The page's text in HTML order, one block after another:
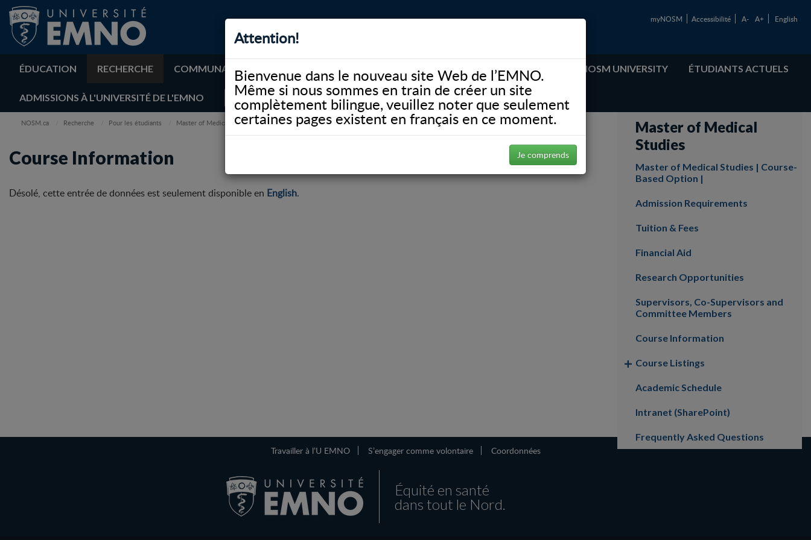
Attention!
Bienvenue dans le nouveau site Web de l’EMNO.
Même si nous sommes en train de créer un site
complètement bilingue, veuillez noter que seulement
certaines pages existent en français en ce moment.
Je comprends
myNOSM Accessibilité A- A+ English
ÉDUCATION RECHERCHE COMMUNAUTÉ BIBLIOTHÈQUE FACULTÉ DONATE ABOUT NOSM UNIVERSITY ÉTUDIANTS ACTUELS
ADMISSIONS À L'UNIVERSITÉ DE L'EMNO
NOSM.ca Recherche Pour les étudiants Master of Medical Studies Course Information
Course Information
Désolé, cette entrée de données est seulement disponible en English.
Master of Medical
Studies
Master of Medical Studies | Course-
Based Option |
Admission Requirements
Tuition & Fees
Financial Aid
Research Opportunities
Supervisors, Co-Supervisors and
Committee Members
Course Information
Course Listings
Academic Schedule
Intranet (SharePoint)
Frequently Asked Questions
Travailler à l’U EMNO S’engager comme volontaire Coordonnées
Équité en santé
dans tout le Nord.